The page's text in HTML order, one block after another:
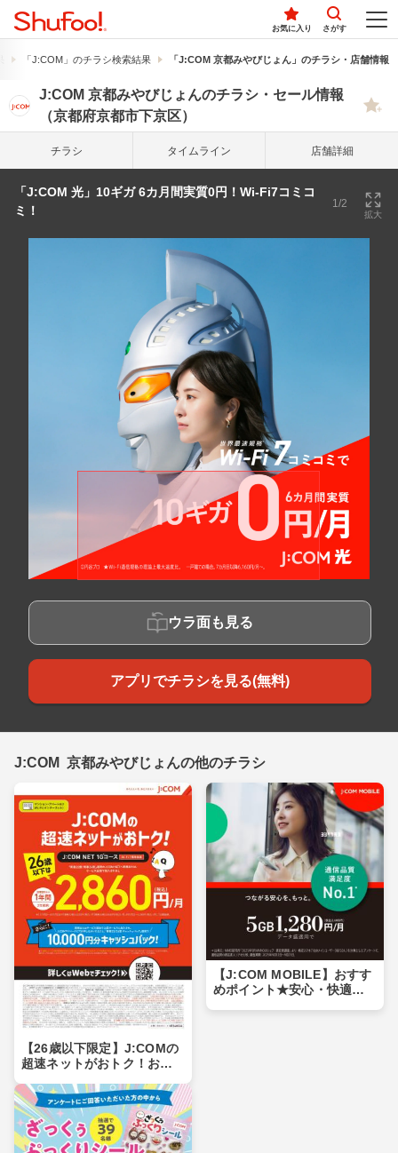
お気に入り さがす
「J:COM」のチラシ検索結果 「J:COM 京都みやびじょん」のチラシ・店舗情報
J:COM 京都みやびじょんのチラシ・セール情報
（京都府京都市下京区）
チラシ タイム ライン 店舗詳細
「J:COM 光」10ギガ 6カ月間実質0円！Wi-Fi7コミコ
ミ！
1/2
拡大
ウラ面も見る
アプリでチラシを見る(無料)
J:COM 京都みやびじょんの他のチラシ
【26歳以下限定】J:COMの
超速ネットがおトク！おう
に！
【J:COM MOBILE】おすす
めポイント★安心・快適に